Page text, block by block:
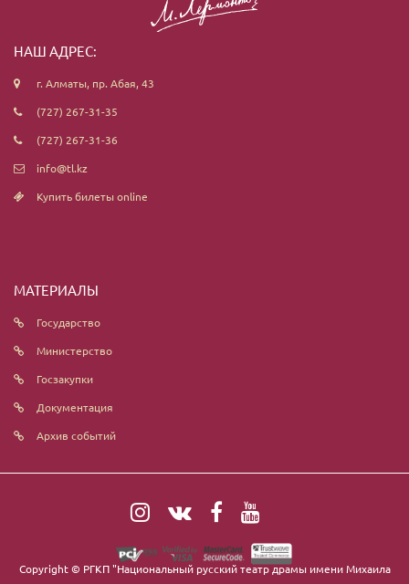
НАШ АДРЕС:
г. Алматы, пр. Абая, 43
(727) 267-31-35
(727) 267-31-36
info@tl.kz
Купить билеты online
МАТЕРИАЛЫ
Государство
Министерство
Госзакупки
Документация
Архив событий
Copyright © РГКП "Национальный русский театр драмы имени Михаила